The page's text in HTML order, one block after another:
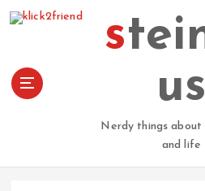
steinla
us
Nerdy things about
and life